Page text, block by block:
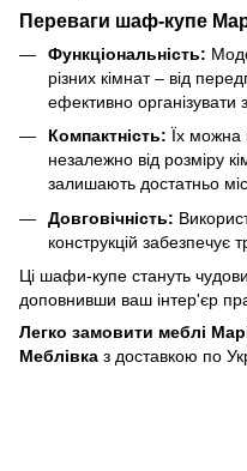
Переваги шаф-купе
Функціональність:
різних кімнат – від
ефективно організувати
Компактність: Їх можна
незалежно від розміру
залишають достатньо
Довговічність:
конструкцій забезпечує
Ці шафи-купе стануть
доповнивши ваш інтер'єр
Легко замовити меблі
Меблівка з доставкою по